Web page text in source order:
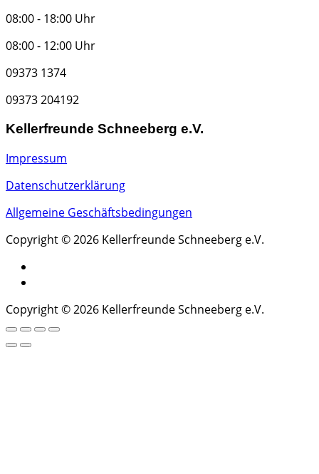
08:00 - 18:00 Uhr
08:00 - 12:00 Uhr
09373 1374
09373 204192
Kellerfreunde Schneeberg e.V.
Impressum
Datenschutzerklärung
Allgemeine Geschäftsbedingungen
Copyright © 2026 Kellerfreunde Schneeberg e.V.
Copyright © 2026 Kellerfreunde Schneeberg e.V.